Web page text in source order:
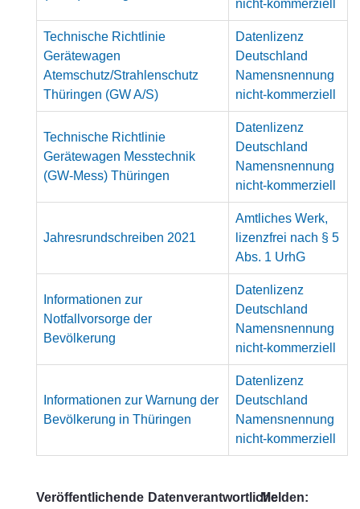
nicht-kommerziell
Technische Richtlinie
Gerätewagen
Atemschutz/Strahlenschutz
Thüringen (GW A/S)
Datenlizenz
Deutschland
Namensnennung
nicht-kommerziell
Technische Richtlinie
Gerätewagen Messtechnik
(GW-Mess) Thüringen
Datenlizenz
Deutschland
Namensnennung
nicht-kommerziell
Jahresrundschreiben 2021
Amtliches Werk,
lizenzfrei nach § 5
Abs. 1 UrhG
Informationen zur
Notfallvorsorge der
Bevölkerung
Datenlizenz
Deutschland
Namensnennung
nicht-kommerziell
Informationen zur Warnung der
Bevölkerung in Thüringen
Datenlizenz
Deutschland
Namensnennung
nicht-kommerziell
Veröffentlichende DatenverantwortlicheMelden: